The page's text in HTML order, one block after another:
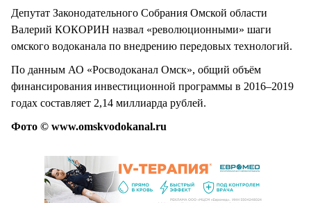
Депутат Законодательного Собрания Омской области
Валерий КОКОРИН назвал «революционными» шаги
омского водоканала по внедрению передовых технологий.
По данным АО «Росводоканал Омск», общий объём
финансирования инвестиционной программы в 2016–2019
годах составляет 2,14 миллиарда рублей.
Фото © www.omskvodokanal.ru